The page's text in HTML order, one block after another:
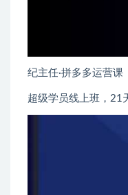
纪主任·拼多多运营课
超级学员线上班，21